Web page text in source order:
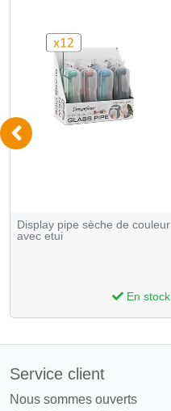
Display pipe sèche de couleur
avec etui
En stock
Service client
Nous sommes ouverts